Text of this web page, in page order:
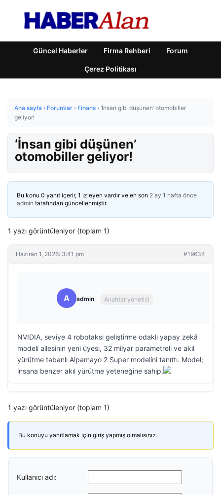
Güncel Haberler Firma Rehberi Forum
Çerez Politikası
Ana sayfa › Forumlar › Finans › ‘İnsan gibi düşünen’ otomobiller
geliyor!
‘İnsan gibi düşünen’
otomobiller geliyor!
Bu konu 0 yanıt içerir, 1 izleyen vardır ve en son 2 ay 1 hafta önce
admin tarafından güncellenmiştir.
1 yazı görüntüleniyor (toplam 1)
Haziran 1, 2026: 3:41 pm #19634
A admin Anahtar yönetici
NVIDIA, seviye 4 robotaksi geliştirme odaklı yapay zekâ
modeli ailesinin yeni üyesi, 32 milyar parametreli ve akıl
yürütme tabanlı Alpamayo 2 Super modelini tanıttı. Model;
insana benzer akıl yürütme yeteneğine sahip.
1 yazı görüntüleniyor (toplam 1)
Bu konuyu yanıtlamak için giriş yapmış olmalısınız.
Kullanıcı adı: